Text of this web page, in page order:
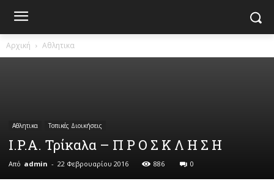
Αρχική Αθλητικα
Αθλητικα Τοπικές Διοικήσεις
I.P.A. Τρίκαλα – Π Ρ Ο Σ Κ Λ Η Σ Η
Από admin - 22 Φεβρουαρίου 2016 886 0